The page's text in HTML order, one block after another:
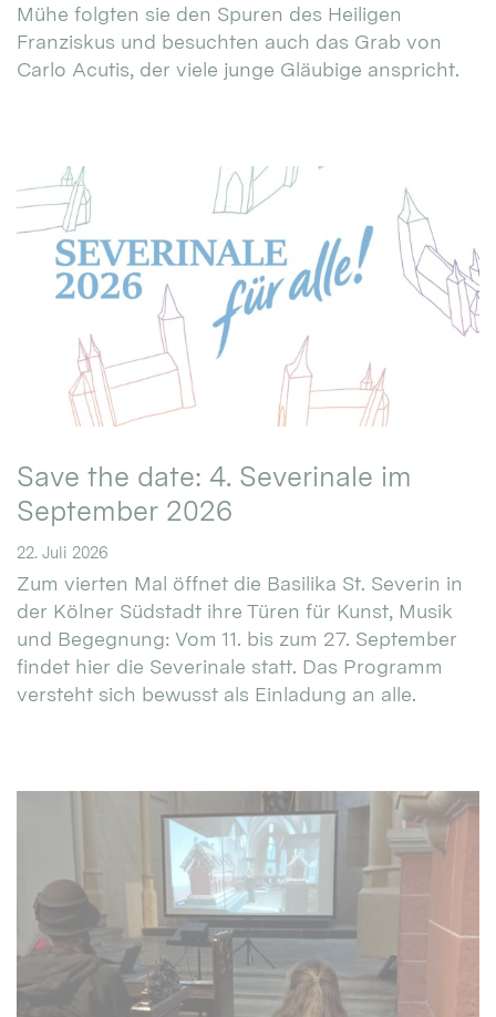
Mühe folgten sie den Spuren des Heiligen
Franziskus und besuchten auch das Grab von
Carlo Acutis, der viele junge Gläubige anspricht.
Save the date: 4. Severinale im
September 2026
22. Juli 2026
Zum vierten Mal öffnet die Basilika St. Severin in
der Kölner Südstadt ihre Türen für Kunst, Musik
und Begegnung: Vom 11. bis zum 27. September
findet hier die Severinale statt. Das Programm
versteht sich bewusst als Einladung an alle.